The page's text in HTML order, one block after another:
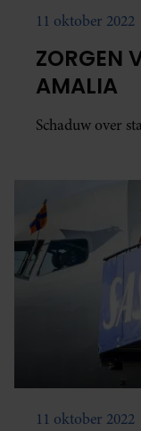
11 oktober 2022
ZORGEN
AMALIA
Schaduw over
11 oktober 2022